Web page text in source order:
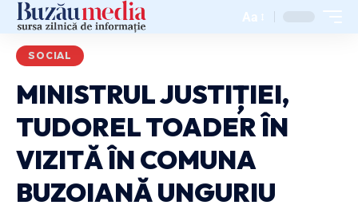
Aa
SOCIAL
MINISTRUL JUSTIȚIEI,
TUDOREL TOADER ÎN
VIZITĂ ÎN COMUNA
BUZOIANĂ UNGURIU